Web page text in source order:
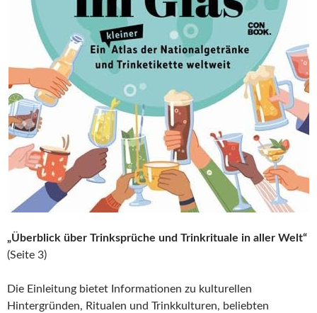
„Überblick über Trinksprüche und Trinkrituale in aller Welt“
(Seite 3)
Die Einleitung bietet Informationen zu kulturellen
Hintergründen, Ritualen und Trinkkulturen, beliebten